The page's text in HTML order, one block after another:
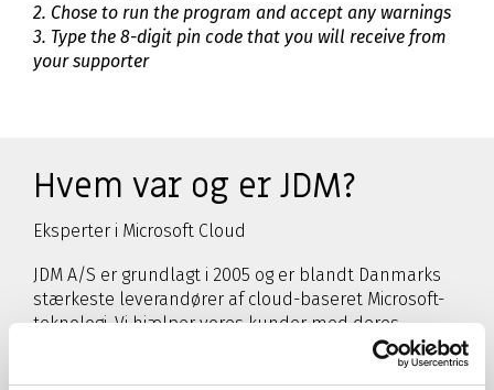
2. Chose to run the program and accept any warnings
3. Type the 8-digit pin code that you will receive from
your supporter
Hvem var og er JDM?
Eksperter i Microsoft Cloud
JDM A/S er grundlagt i 2005 og er blandt Danmarks
stærkeste leverandører af cloud-baseret Microsoft-
teknologi. Vi hjælper vores kunder med deres
digitale omstilling for dermed at fremtidssikre deres
forretning og gøre organisationen og den enkelte